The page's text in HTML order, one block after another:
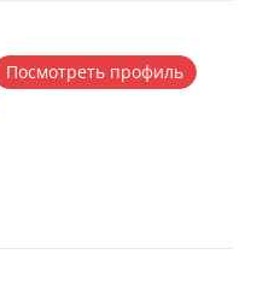
Посмотреть профиль